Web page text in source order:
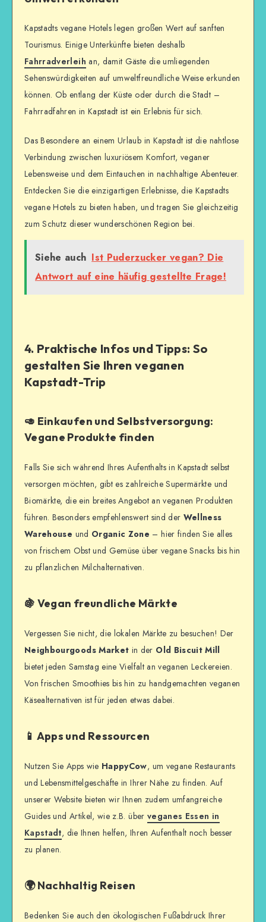
Kapstadts vegane Hotels legen großen Wert auf sanften
Tourismus. Einige Unterkünfte bieten deshalb
Fahrradverleih an, damit Gäste die umliegenden
Sehenswürdigkeiten auf umweltfreundliche Weise erkunden
können. Ob entlang der Küste oder durch die Stadt –
Fahrradfahren in Kapstadt ist ein Erlebnis für sich.
Das Besondere an einem Urlaub in Kapstadt ist die nahtlose
Verbindung zwischen luxuriösem Komfort, veganer
Lebensweise und dem Eintauchen in nachhaltige Abenteuer.
Entdecken Sie die einzigartigen Erlebnisse, die Kapstadts
vegane Hotels zu bieten haben, und tragen Sie gleichzeitig
zum Schutz dieser wunderschönen Region bei.
Siehe auch Ist Puderzucker vegan? Die
Antwort auf eine häufig gestellte Frage!
4. Praktische Infos und Tipps: So
gestalten Sie Ihren veganen
Kapstadt-Trip
🥑 Einkaufen und Selbstversorgung:
Vegane Produkte finden
Falls Sie sich während Ihres Aufenthalts in Kapstadt selbst
versorgen möchten, gibt es zahlreiche Supermärkte und
Biomärkte, die ein breites Angebot an veganen Produkten
führen. Besonders empfehlenswert sind der Wellness
Warehouse und Organic Zone – hier finden Sie alles
von frischem Obst und Gemüse über vegane Snacks bis hin
zu pflanzlichen Milchalternativen.
🍇 Vegan freundliche Märkte
Vergessen Sie nicht, die lokalen Märkte zu besuchen! Der
Neighbourgoods Market in der Old Biscuit Mill
bietet jeden Samstag eine Vielfalt an veganen Leckereien.
Von frischen Smoothies bis hin zu handgemachten veganen
Käsealternativen ist für jeden etwas dabei.
📱 Apps und Ressourcen
Nutzen Sie Apps wie HappyCow, um vegane Restaurants
und Lebensmittelgeschäfte in Ihrer Nähe zu finden. Auf
unserer Website bieten wir Ihnen zudem umfangreiche
Guides und Artikel, wie z.B. über veganes Essen in
Kapstadt, die Ihnen helfen, Ihren Aufenthalt noch besser
zu planen.
🌍 Nachhaltig Reisen
Bedenken Sie auch den ökologischen Fußabdruck Ihrer